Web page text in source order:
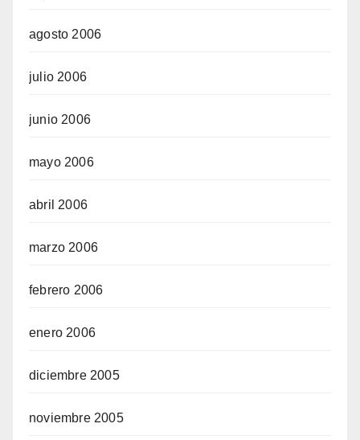
agosto 2006
julio 2006
junio 2006
mayo 2006
abril 2006
marzo 2006
febrero 2006
enero 2006
diciembre 2005
noviembre 2005